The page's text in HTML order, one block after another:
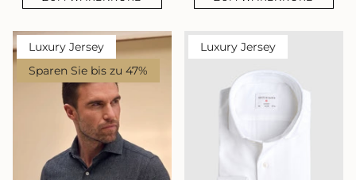
Luxury Jersey
Sparen Sie bis zu 47%
Luxury Jersey